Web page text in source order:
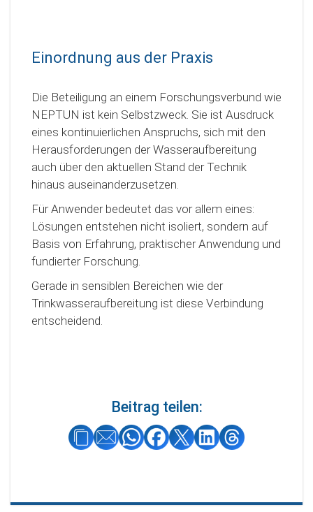
Einordnung aus der Praxis
Die Beteiligung an einem Forschungsverbund wie
NEPTUN ist kein Selbstzweck. Sie ist Ausdruck
eines kontinuierlichen Anspruchs, sich mit den
Herausforderungen der Wasseraufbereitung
auch über den aktuellen Stand der Technik
hinaus auseinanderzusetzen.
Für Anwender bedeutet das vor allem eines:
Lösungen entstehen nicht isoliert, sondern auf
Basis von Erfahrung, praktischer Anwendung und
fundierter Forschung.
Gerade in sensiblen Bereichen wie der
Trinkwasseraufbereitung ist diese Verbindung
entscheidend.
Beitrag teilen: